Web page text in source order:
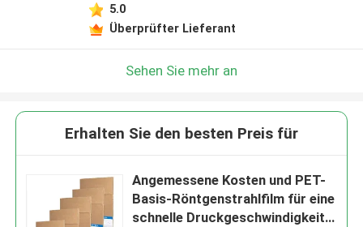
5.0
Überprüfter Lieferant
Sehen Sie mehr an
Erhalten Sie den besten Preis für
Angemessene Kosten und PET-
Basis-Röntgenstrahlfilm für eine
schnelle Druckgeschwindigkeit